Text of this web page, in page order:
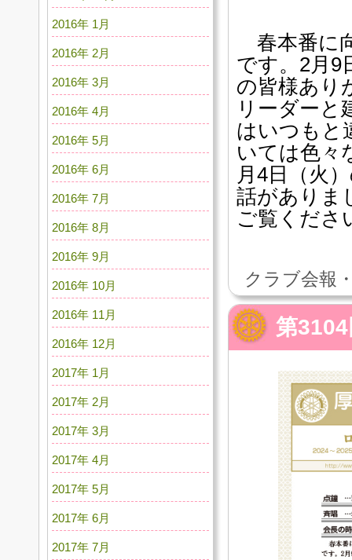
春本番に
です。2月9
の皆様あり
リーダーと
はいつもと
いては色々
月4日（火
話がありま
ご覧くださ
クラブ会報
第
2016年 1月
2016年 2月
2016年 3月
2016年 4月
2016年 5月
2016年 6月
2016年 7月
2016年 8月
2016年 9月
2016年 10月
2016年 11月
2016年 12月
2017年 1月
2017年 2月
2017年 3月
2017年 4月
2017年 5月
2017年 6月
2017年 7月